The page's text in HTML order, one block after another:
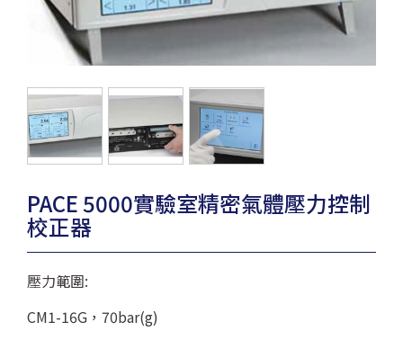
PACE 5000實驗室精密氣體壓力控制
校正器
壓力範圍:
CM1-16G，70bar(g)